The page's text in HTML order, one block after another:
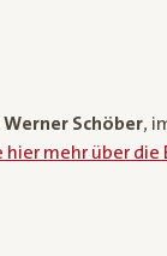
Werner Schöber,
hier mehr über die